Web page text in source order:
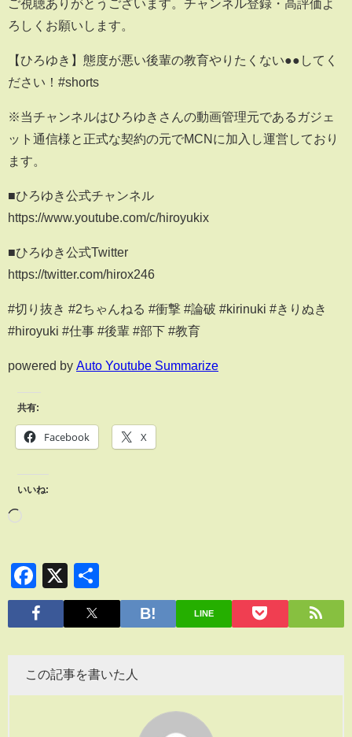
ご視聴ありがとうございます。チャンネル登録・高評価よ
ろしくお願いします。
【ひろゆき】態度が悪い後輩の教育やりたくない●●してく
ださい！#shorts
※当チャンネルはひろゆきさんの動画管理元であるガジェ
ット通信様と正式な契約の元でMCNに加入し運営しており
ます。
■ひろゆき公式チャンネル
https://www.youtube.com/c/hiroyukix
■ひろゆき公式Twitter
https://twitter.com/hirox246
#切り抜き #2ちゃんねる #衝撃 #論破 #kirinuki #きりぬき
#hiroyuki #仕事 #後輩 #部下 #教育
powered by Auto Youtube Summarize
共有:
Facebook X
いいね:
Facebook
X
有
LINE
この記事を書いた人